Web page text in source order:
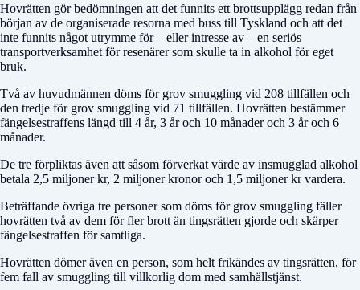
Hovrätten gör bedömningen att det funnits ett brottsupplägg redan från
början av de organiserade resorna med buss till Tyskland och att det
inte funnits något utrymme för – eller intresse av – en seriös
transportverksamhet för resenärer som skulle ta in alkohol för eget
bruk.
Två av huvudmännen döms för grov smuggling vid 208 tillfällen och
den tredje för grov smuggling vid 71 tillfällen. Hovrätten bestämmer
fängelsestraffens längd till 4 år, 3 år och 10 månader och 3 år och 6
månader.
De tre förpliktas även att såsom förverkat värde av insmugglad alkohol
betala 2,5 miljoner kr, 2 miljoner kronor och 1,5 miljoner kr vardera.
Beträffande övriga tre personer som döms för grov smuggling fäller
hovrätten två av dem för fler brott än tingsrätten gjorde och skärper
fängelsestraffen för samtliga.
Hovrätten dömer även en person, som helt frikändes av tingsrätten, för
fem fall av smuggling till villkorlig dom med samhällstjänst.